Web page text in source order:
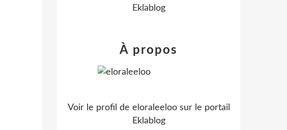
Eklablog
À propos
Voir le profil de eloraleeloosur le portail
Eklablog